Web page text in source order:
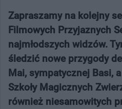
Zapraszamy na kolejny
Filmowych Przyjaznych
najmłodszych widzów.
śledzić nowe przygody
Mai, sympatycznej Basi,
Szkoły Magicznych
również niesamowitych